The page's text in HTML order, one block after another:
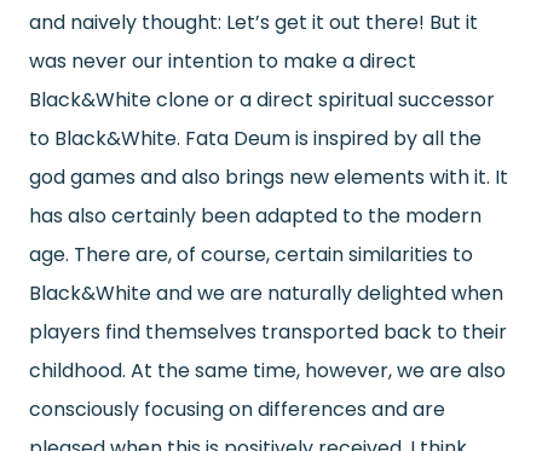
and naively thought: Let’s get it out there! But it
was never our intention to make a direct
Black&White clone or a direct spiritual successor
to Black&White. Fata Deum is inspired by all the
god games and also brings new elements with it. It
has also certainly been adapted to the modern
age. There are, of course, certain similarities to
Black&White and we are naturally delighted when
players find themselves transported back to their
childhood. At the same time, however, we are also
consciously focusing on differences and are